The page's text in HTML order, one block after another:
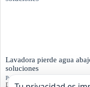
Lavadora pierde agua
soluciones
Problemas en lavadoras
Descubre por qué tu lavadora